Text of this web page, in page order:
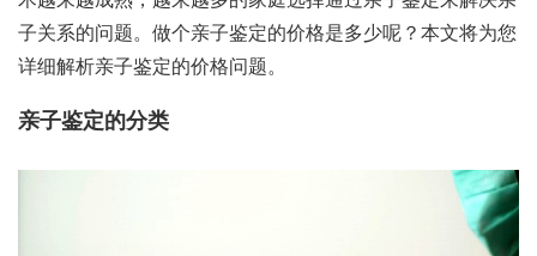
科
中
心
套
餐
子关系的问题。做个亲子鉴定的价格是多少呢？本文将为您
详细解析亲子鉴定的价格问题。
亲子鉴定的分类